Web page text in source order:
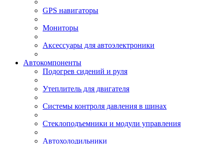
GPS навигаторы
Мониторы
Аксессуары для автоэлектроники
Автокомпоненты
Подогрев сидений и руля
Утеплитель для двигателя
Системы контроля давления в шинах
Стеклоподъемники и модули управления
Автохолодильники